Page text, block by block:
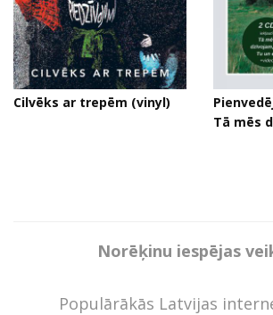
Cilvēks ar trepēm (vinyl)
Tā mēs
Norēķinu iespējas
Populārākās Latvijas